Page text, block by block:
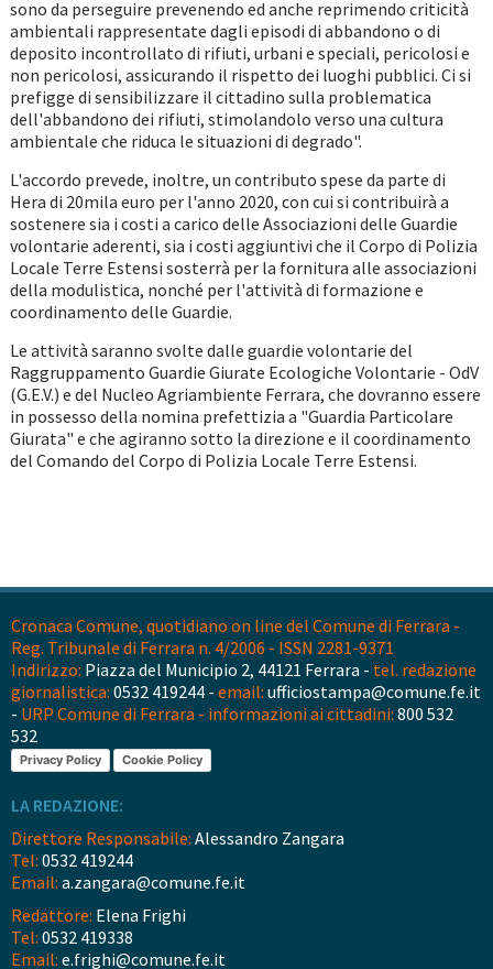
sono da perseguire prevenendo ed anche reprimendo criticità
ambientali rappresentate dagli episodi di abbandono o di
deposito incontrollato di rifiuti, urbani e speciali, pericolosi e
non pericolosi, assicurando il rispetto dei luoghi pubblici. Ci si
prefigge di sensibilizzare il cittadino sulla problematica
dell'abbandono dei rifiuti, stimolandolo verso una cultura
ambientale che riduca le situazioni di degrado".
L'accordo prevede, inoltre, un contributo spese da parte di
Hera di 20mila euro per l'anno 2020, con cui si contribuirà a
sostenere sia i costi a carico delle Associazioni delle Guardie
volontarie aderenti, sia i costi aggiuntivi che il Corpo di Polizia
Locale Terre Estensi sosterrà per la fornitura alle associazioni
della modulistica, nonché per l'attività di formazione e
coordinamento delle Guardie.
Le attività saranno svolte dalle guardie volontarie del
Raggruppamento Guardie Giurate Ecologiche Volontarie - OdV
(G.E.V.) e del Nucleo Agriambiente Ferrara, che dovranno essere
in possesso della nomina prefettizia a "Guardia Particolare
Giurata" e che agiranno sotto la direzione e il coordinamento
del Comando del Corpo di Polizia Locale Terre Estensi.
Cronaca Comune, quotidiano on line del Comune di Ferrara -
Reg. Tribunale di Ferrara n. 4/2006 - ISSN 2281-9371
Indirizzo: Piazza del Municipio 2, 44121 Ferrara - tel. redazione
giornalistica: 0532 419244 - email: ufficiostampa@comune.fe.it
- URP Comune di Ferrara - informazioni ai cittadini: 800 532
532
Privacy Policy Cookie Policy
LA REDAZIONE:
Direttore Responsabile: Alessandro Zangara
Tel: 0532 419244
Email: a.zangara@comune.fe.it
Redattore: Elena Frighi
Tel: 0532 419338
Email: e.frighi@comune.fe.it